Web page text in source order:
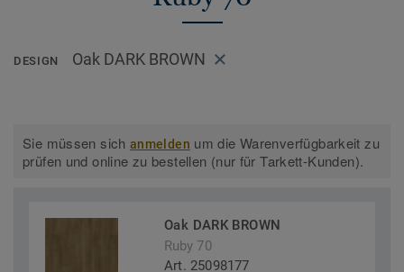
DESIGN Oak DARK BROWN
Sie müssen sichanmelden um die Warenverfügbarkeit zu
prüfen und online zu bestellen (nur für Tarkett-Kunden).
Oak DARK BROWN
Ruby 70
Art. 25098177